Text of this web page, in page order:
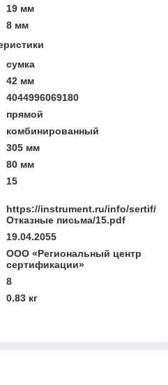
19 мм
8 мм
сумка
42 мм
4044996069180
прямой
комбинированный
305 мм
80 мм
15
https://instrument.ru/info/sertif/
Отказные письма/15.pdf
19.04.2055
ООО «Региональный центр
сертификации»
8
0.83 кг